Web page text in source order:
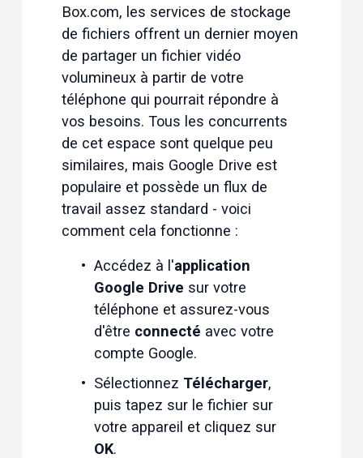
Box.com, les services de stockage
de fichiers offrent un dernier moyen
de partager un fichier vidéo
volumineux à partir de votre
téléphone qui pourrait répondre à
vos besoins. Tous les concurrents
de cet espace sont quelque peu
similaires, mais Google Drive est
populaire et possède un flux de
travail assez standard - voici
comment cela fonctionne :
Accédez à l'application
Google Drive sur votre
téléphone et assurez-vous
d'être connecté avec votre
compte Google.
Sélectionnez Télécharger,
puis tapez sur le fichier sur
OK.